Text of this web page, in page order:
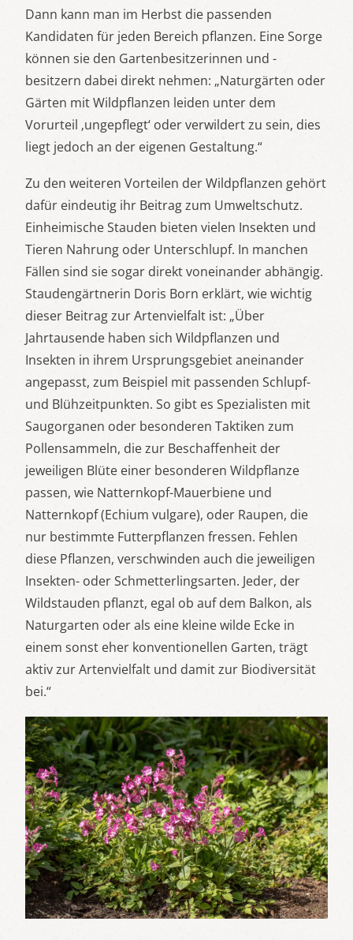
Dann kann man im Herbst die passenden
Kandidaten für jeden Bereich pflanzen. Eine Sorge
können sie den Gartenbesitzerinnen und -
besitzern dabei direkt nehmen: „Naturgärten oder
Gärten mit Wildpflanzen leiden unter dem
Vorurteil ‚ungepflegt‘ oder verwildert zu sein, dies
liegt jedoch an der eigenen Gestaltung.“
Zu den weiteren Vorteilen der Wildpflanzen gehört
dafür eindeutig ihr Beitrag zum Umweltschutz.
Einheimische Stauden bieten vielen Insekten und
Tieren Nahrung oder Unterschlupf. In manchen
Fällen sind sie sogar direkt voneinander abhängig.
Staudengärtnerin Doris Born erklärt, wie wichtig
dieser Beitrag zur Artenvielfalt ist: „Über
Jahrtausende haben sich Wildpflanzen und
Insekten in ihrem Ursprungsgebiet aneinander
angepasst, zum Beispiel mit passenden Schlupf-
und Blühzeitpunkten. So gibt es Spezialisten mit
Saugorganen oder besonderen Taktiken zum
Pollensammeln, die zur Beschaffenheit der
jeweiligen Blüte einer besonderen Wildpflanze
passen, wie Natternkopf-Mauerbiene und
Natternkopf (Echium vulgare), oder Raupen, die
nur bestimmte Futterpflanzen fressen. Fehlen
diese Pflanzen, verschwinden auch die jeweiligen
Insekten- oder Schmetterlingsarten. Jeder, der
Wildstauden pflanzt, egal ob auf dem Balkon, als
Naturgarten oder als eine kleine wilde Ecke in
einem sonst eher konventionellen Garten, trägt
aktiv zur Artenvielfalt und damit zur Biodiversität
bei.“